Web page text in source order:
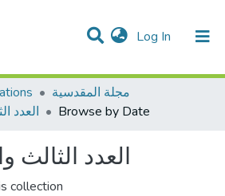
Log In (current)
& Collections
All of DSpace
مجلة المقدسية
23.
Browse by Date
23. العدد
collection